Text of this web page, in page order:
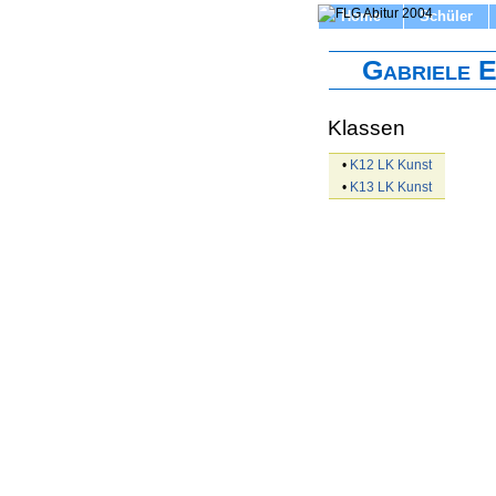
Home Schüler
Gabriele
Klassen
• K12 LK Kunst
• K13 LK Kunst